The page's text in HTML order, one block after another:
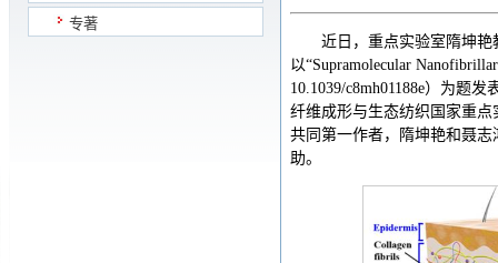
专著
近日，重点实验室隋坤
以“Supramolecular
10.1039/c8mh01188e）为题
纤维成形与生态纺织国家重
共同第一作者，隋坤艳和聂
助。